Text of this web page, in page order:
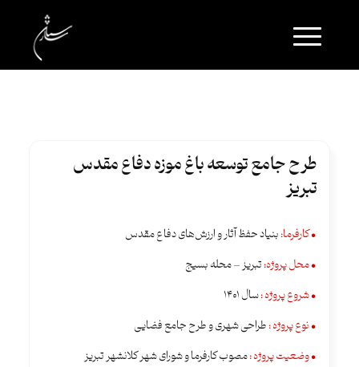
طرح جامع توسعه باغ موزه دفاع مقدس
تبریز
• کارفرما:بنیاد حفظ آثار و ارزش‌های دفاع مقدس
• محل پروژه:تبریز – محله بسیج
• شروع پروژه :سال 1401
• نوع پروژه :طراحی شهری و طرح جامع فضایی
• وضعیت پروژه :مصوب کارفرما و شورای شهر کلانشهر تبریز